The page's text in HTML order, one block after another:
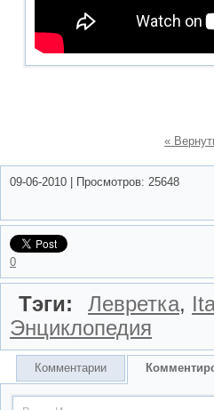
«
09-06-2010 Просмотров: 25648
0
Тэги: Левретка,
Энциклопедия
Комментарии